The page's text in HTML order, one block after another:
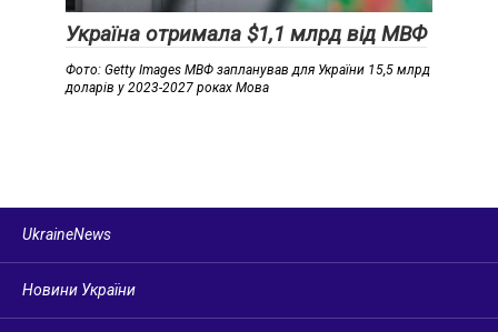
Україна отримала $1,1 млрд від МВФ
Фото: Getty Images МВФ запланував для України 15,5 млрд
доларів у 2023-2027 роках Мова
UkraineNews
Новини України